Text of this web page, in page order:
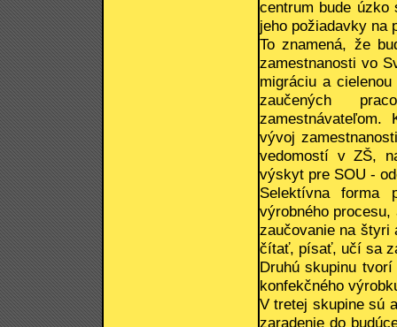
centrum bude úzko
jeho požiadavky na
To znamená, že
zamestnanosti vo
migráciu a
zaučených
zamestnávateľom.
vývoj
vedomostí v ZŠ,
výskyt pre SOU -
Selektívna forma
výrobného
zaučovanie na štyri
čítať, písať, učí sa
Druhú skupinu
konfekčného
V tretej skupine sú
zaradenie do